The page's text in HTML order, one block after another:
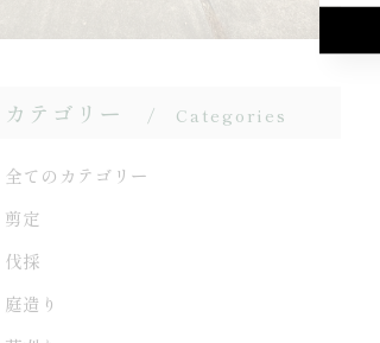
カテゴリー Categories
全てのカテゴリー
剪定
伐採
庭造り